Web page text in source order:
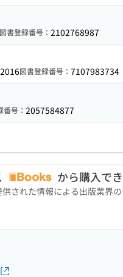
図書登録番号： 2102768987
図書登録番号： 7107983734
番号： 2057584877
から購入で
供された情報による出版業界